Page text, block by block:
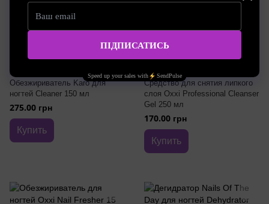
Артикул: Karo-Cleaner
Обезжириватель Karo для
ногтей Cleaner 150 мл
275.00 грн
Купить
Артикул: 000000644
Средство для снятия липкого
слоя Oxxi Professional Cleanser
Gel 250 мл
170.00 грн
Купить